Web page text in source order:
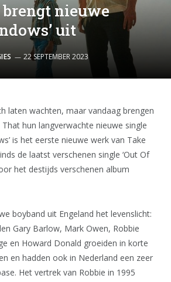
nieuwe
uit
22 SEPTEMBER 2023
laten wachten, maar vandaag brengen
hun langverwachte nieuwe single
is het eerste nieuwe werk van Take
de laatst verschenen single ‘Out Of
het destijds verschenen album
boyband uit Engeland het levenslicht:
Gary Barlow, Mark Owen, Robbie
en Howard Donald groeiden in korte
en hadden ook in Nederland een zeer
Het vertrek van Robbie in 1995